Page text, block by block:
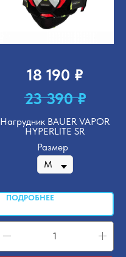
18 190 ₽
23 390 ₽
Нагрудник BAUER VAPOR
HYPERLITE SR
Размер
ПОДРОБНЕЕ